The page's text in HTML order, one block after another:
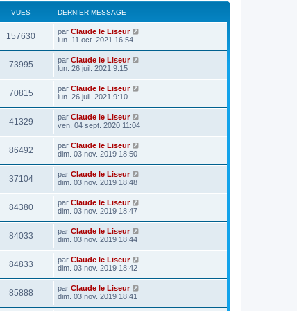
VUES DERNIER MESSAGE
157630 par Claude le Liseur
lun. 11 oct. 2021 16:54
73995 par Claude le Liseur
lun. 26 juil. 2021 9:15
70815 par Claude le Liseur
lun. 26 juil. 2021 9:10
41329 par Claude le Liseur
ven. 04 sept. 2020 11:04
86492 par Claude le Liseur
dim. 03 nov. 2019 18:50
37104 par Claude le Liseur
dim. 03 nov. 2019 18:48
84380 par Claude le Liseur
dim. 03 nov. 2019 18:47
84033 par Claude le Liseur
dim. 03 nov. 2019 18:44
84833 par Claude le Liseur
dim. 03 nov. 2019 18:42
85888 par Claude le Liseur
dim. 03 nov. 2019 18:41